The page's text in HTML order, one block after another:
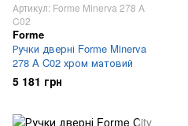
Артикул: Forme Minerva 278 A
C02
Forme
Ручки дверні Forme Minerva
278 A C02 хром матовий
5 181 грн